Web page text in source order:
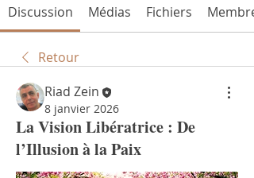
Discussion Médias Fichiers
Retour
Riad Zein
8 janvier 2026
La Vision Libératrice : De
l’Illusion à la Paix